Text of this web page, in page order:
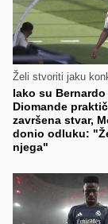
Želi stvoriti jaku
Iako su Bernardo
Diomande
završena stvar,
donio odluku:
njega"